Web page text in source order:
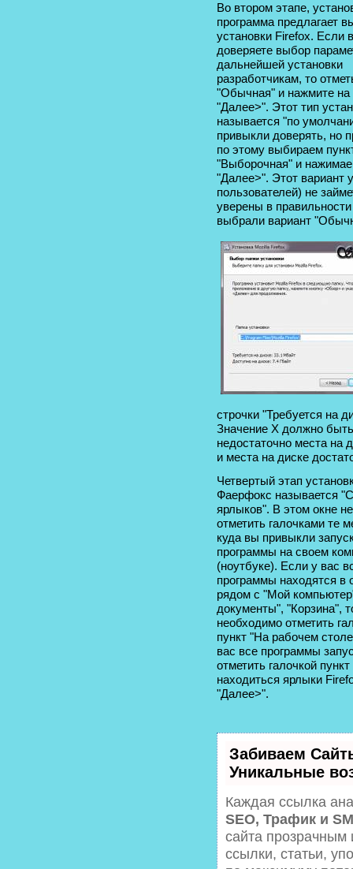
Во втором этапе,
программа предлагает
установки Firefox. Если
доверяете выбор
дальнейшей установки
разработчикам, то
"Обычная" и нажмите на
"Далее>". Этот тип
называется "по
привыкли доверять, но
по этому выбираем
"Выборочная" и
"Далее>". Этот вариант
пользователей) не
уверены в
выбрали вариант
строчки "Требуется на
Значение Х должно
недостаточно места на
и места на диске
Четвертый этап
Фаерфокс называется
ярлыков". В этом окне
отметить галочками те
куда вы привыкли
программы на своем
(ноутбуке). Если у вас
программы находятся в
рядом с "Мой
документы", "Корзина",
необходимо отметить
пункт "На рабочем
вас все программы
отметить галочкой
находиться ярлыки
"Далее>".
Забиваем
Уникальные
Каждая ссылка
SEO, Трафик и
сайта
ссылки, статьи,